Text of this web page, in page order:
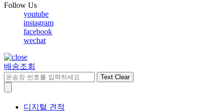
Follow Us
youtube
instagram
facebook
wechat
배송조회
Text Clear
디지털 견적